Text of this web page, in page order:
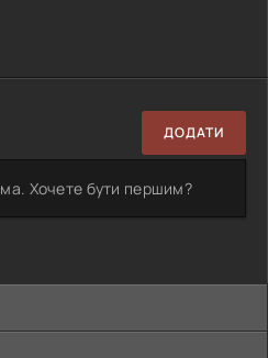
ДОДАТИ
Хочете бути першим?